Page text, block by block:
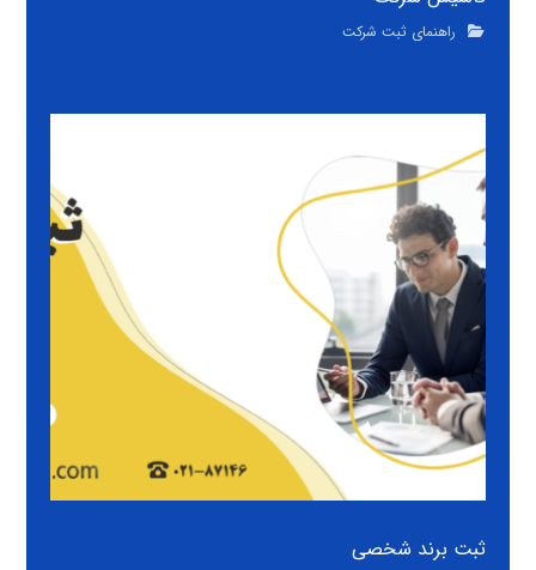
راهنمای ثبت شرکت
ثبت برند شخصی